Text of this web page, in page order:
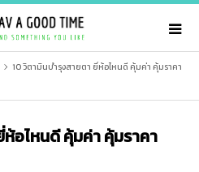
10 วิตามินบำรุงสายตา ยี่ห้อไหนดี คุ้มค่า คุ้มราคา
อไหนดี คุ้มค่า คุ้มราคา